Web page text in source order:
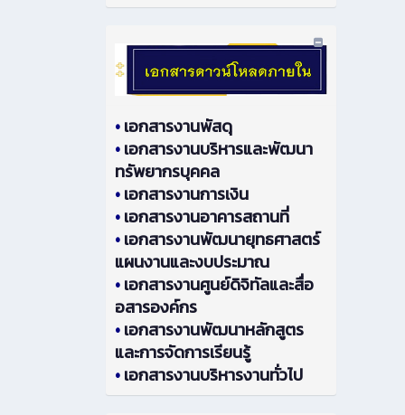
•เอกสารงานพัสดุ
•เอกสารงานบริหารและพัฒนา
ทรัพยากรบุคคล
•เอกสารงานการเงิน
•เอกสารงานอาคารสถานที่
•เอกสารงานพัฒนายุทธศาสตร์
แผนงานและงบประมาณ
•เอกสารงานศูนย์ดิจิทัลและสื่อ
อสารองค์กร
•เอกสารงานพัฒนาหลักสูตร
และการจัดการเรียนรู้
•เอกสารงานบริหารงานทั่วไป